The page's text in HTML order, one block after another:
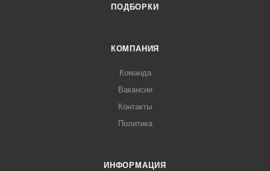
ПОДБОРКИ
КОМПАНИЯ
Команда
Вакансии
Контакты
Политика
ИНФОРМАЦИЯ